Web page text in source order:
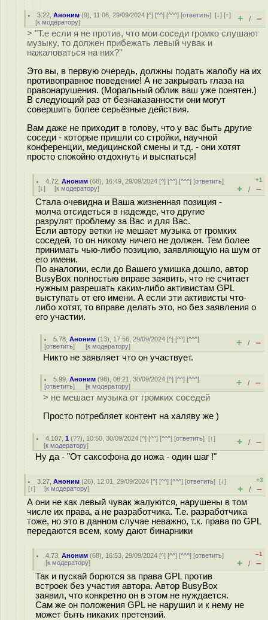
3.22 ,Аноним (9), 11:06, 29/09/2024 [^] [^^] [^^^] [ответить][↓] [↑]
[к модератору] + / –
> "Т.е если я не против, что мои соседи громко слушают
музыку, то должен прибежать левый чувак и
нажаловаться на них?"
Это вы, в первую очередь, должны подать жалобу на их
противоправное поведение! А не закрывать глаза на
правонарушения. (Моральный облик ваш уже понятен.)
В следующий раз от безнаказанности они могут
совершить более серьёзные действия.
Вам даже не приходит в голову, что у вас быть другие
соседи - которые пришли со стройки, научной
конференции, медицинской смены и т.д. - они хотят
просто спокойно отдохнуть и выспаться!
4.72 ,Аноним (68), 16:49, 29/09/2024 [^] [^^] [^^^] [ответить]
[↓] [к модератору]
+1
+ / –
Стала очевидна и Ваша жизненная позиция -
молча отсидеться в надежде, что другие
разрулят проблему за Вас и для Вас.
Если автору ветки не мешает музыка от громких
соседей, то он никому ничего не должен. Тем более
принимать чью-либо позицию, заявляющую на шум от
его имени.
По аналогии, если до Вашего умишка дошло, автор
BusyBox полностью вправе заявить, что не считает
нужным разрешать каким-либо активистам GPL
выступать от его имени. А если эти активисты что-
либо хотят, то вправе делать это, но без заявления о
его участии.
5.78 ,Аноним (13), 17:56, 29/09/2024 [^] [^^] [^^^]
[ответить] [к модератору] + / –
Никто не заявляет что он участвует.
5.99 ,Аноним (98), 08:21, 30/09/2024 [^] [^^] [^^^]
[ответить] [к модератору] + / –
> не мешает музыка от громких соседей
Просто потребляет контент на халяву же )
4.107 ,1 (??), 10:50, 30/09/2024 [^] [^^] [^^^] [ответить][↑]
[к модератору] + / –
Ну да - "От саксофона до ножа - один шаг !"
3.27 ,Аноним (26), 12:01, 29/09/2024 [^] [^^] [^^^] [ответить][↓]
[↑] [к модератору]
+3
+ / –
А они не как левый чувак жалуются, нарушены в том
числе их права, а не разработчика. Т.е. разработчика
тоже, но это в данном случае неважно, т.к. права по GPL
передаются всем, кому дают бинарники
4.73 ,Аноним (68), 16:53, 29/09/2024 [^] [^^] [^^^] [ответить]
[к модератору]
–1
+ / –
Так и пускай борются за права GPL против
встроек без участия автора. Автор BusyBox
заявил, что конкретно он в этом не нуждается.
Сам же он положения GPL не нарушил и к нему не
может быть никаких претензий.